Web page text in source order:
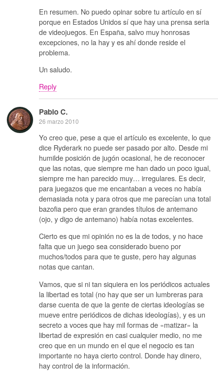
En resumen. No puedo opinar sobre tu artículo en sí
porque en Estados Unidos sí que hay una prensa seria
de videojuegos. En España, salvo muy honrosas
excepciones, no la hay y es ahí donde reside el
problema.
Un saludo.
Reply
Pablo C.
26 marzo 2010
Yo creo que, pese a que el artículo es excelente, lo que
dice Ryderark no puede ser pasado por alto. Desde mi
humilde posición de jugón ocasional, he de reconocer
que las notas, que siempre me han dado un poco igual,
siempre me han parecido muy… irregulares. Es decir,
para juegazos que me encantaban a veces no había
demasiada nota y para otros que me parecían una total
bazofia pero que eran grandes títulos de antemano
(ojo, y digo de antemano) había notas excelentes.
Cierto es que mi opinión no es la de todos, y no hace
falta que un juego sea considerado bueno por
muchos/todos para que te guste, pero hay algunas
notas que cantan.
Vamos, que si ni tan siquiera en los periódicos actuales
la libertad es total (no hay que ser un lumbreras para
darse cuenta de que la gente de ciertas ideologías se
mueve entre periódicos de dichas ideologías), y es un
secreto a voces que hay mil formas de «matizar» la
libertad de expresión en casi cualquier medio, no me
creo que en un mundo en el que el negocio es tan
importante no haya cierto control. Donde hay dinero,
hay control de la información.